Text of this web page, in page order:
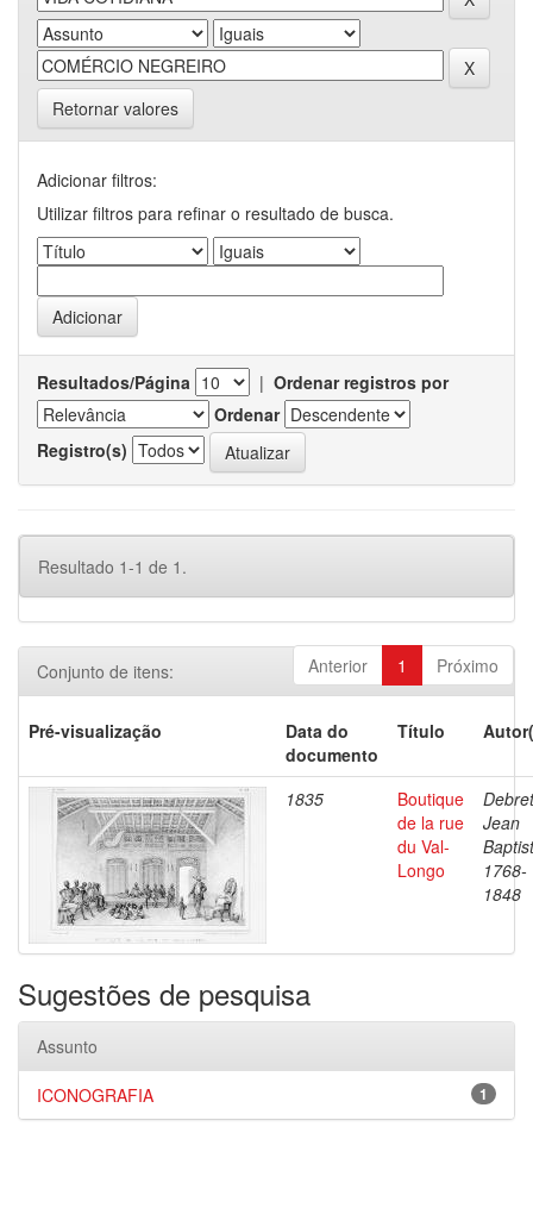
Retornar valores
Adicionar filtros:
Utilizar filtros para refinar o resultado de busca.
Resultados/Página | Ordenar registros por
Ordenar
Registro(s)
Resultado 1-1 de 1.
Anterior 1 Próximo
Conjunto de itens:
Pré-visualização
Data do
documento
Título
1835
Boutique
de la rue
du Val-
Longo
Jean
1768-
1848
Sugestões de pesquisa
Assunto
1
ICONOGRAFIA